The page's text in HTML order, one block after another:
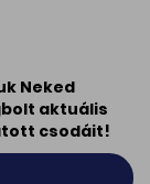
Neked
aktuális
csodáit!